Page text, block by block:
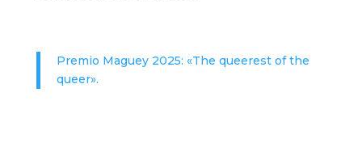
Premio Maguey 2025: «The queerest of the
queer».